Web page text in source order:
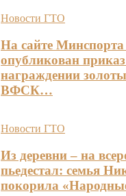
Новости ГТО
На сайте
опубликован
награждении
ВФСК…
Новости ГТО
Из деревни – на
пьедестал: семья
покорила